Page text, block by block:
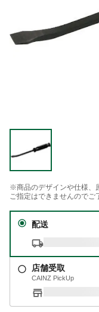
※商品のデザインや仕様、
ご指定はできませんのでご
配送
店舗受取
CAINZ PickUp